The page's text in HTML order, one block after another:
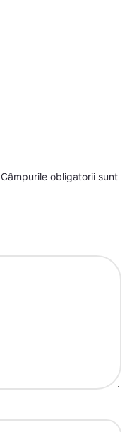
Câmpurile obligatorii sunt